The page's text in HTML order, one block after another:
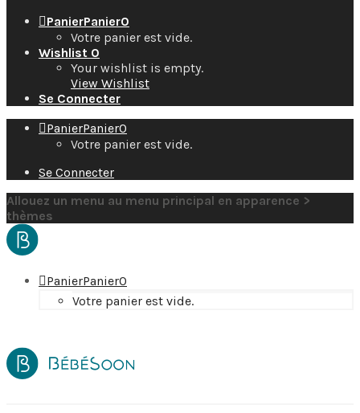
PanierPanier0
Votre panier est vide.
Wishlist 0
Your wishlist is empty.
View Wishlist
Se Connecter
PanierPanier0
Votre panier est vide.
Se Connecter
Allouez un menu au menu principal en apparence >
thèmes
PanierPanier0
Votre panier est vide.